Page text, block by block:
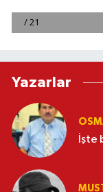
Yazarlar
İşte